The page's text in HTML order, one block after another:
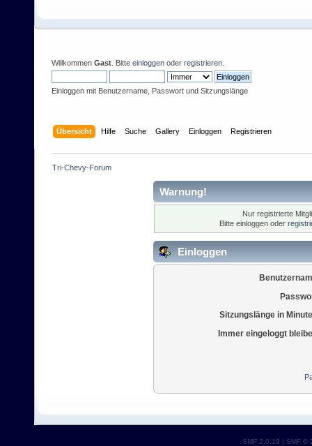
Willkommen Gast . Bitte einloggen oder registrieren
Einloggen mit Benutzername, Passwort und Sitzungslänge
Übersicht Hilfe Suche Gallery Einloggen Registrieren
Tri-Chevy-Forum
Warnung!
Nur registrierte
Bitte einloggen oder
Einloggen
Sitzungslänge in
Immer eingeloggt
SMF 2.0.19 | SMF ©